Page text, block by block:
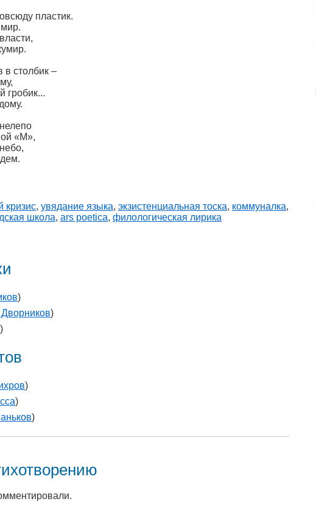
пластик.
в столбик –
гробик...
«М»,
кризис, увядание языка, экзистенциальная тоска, коммуналка,
школа, ars poetica, филологическая лирика
)
)
)
)
)
)